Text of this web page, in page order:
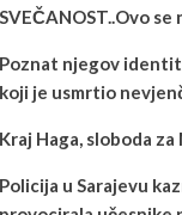
SVEČANOST..Ovo se
Poznat njegov
koji je usmrtio
Kraj Haga, sloboda za
Policija u Sarajevu